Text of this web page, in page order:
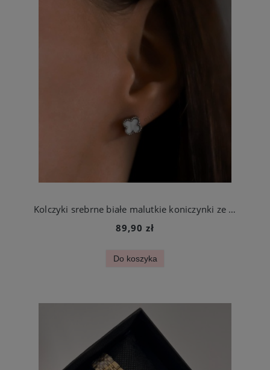
Kolczyki srebrne białe malutkie koniczynki ze stali chirurgicznej
89,90 zł
Do koszyka